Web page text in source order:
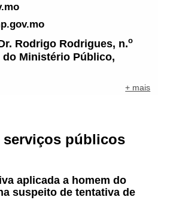
Rodrigo Rodrigues, n.o
do Ministério Público,
+ mais
públicos
aplicada a homem do
suspeito de tentativa de